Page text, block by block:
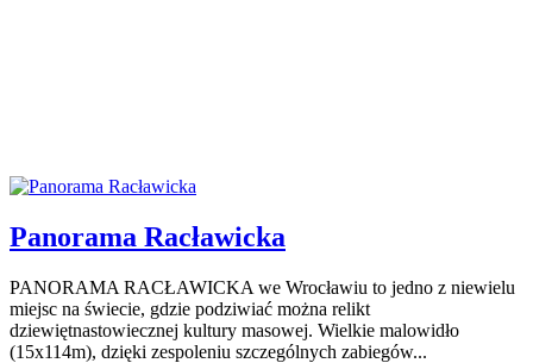
Panorama Racławicka
PANORAMA RACŁAWICKA we Wrocławiu to jedno z niewielu
miejsc na świecie, gdzie podziwiać można relikt
dziewiętnastowiecznej kultury masowej. Wielkie malowidło
(15x114m), dzięki zespoleniu szczególnych zabiegów...